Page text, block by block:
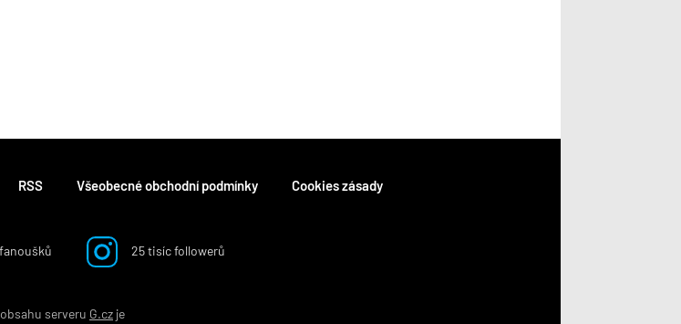
RSS Všeobecné obchodní podmínky
Cookies zásady
25 tisíc followerů
serveru G.cz je